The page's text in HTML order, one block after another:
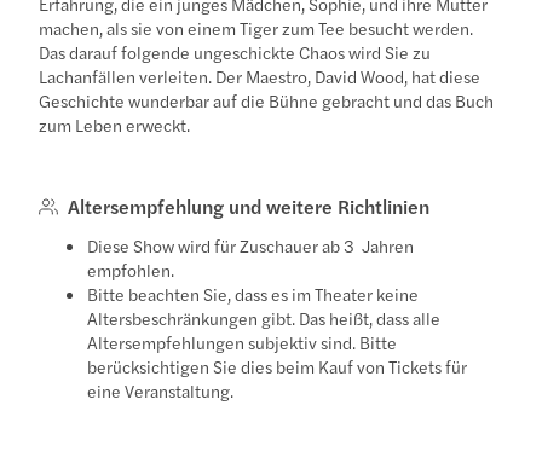
machen, als sie von einem Tiger zum Tee besucht werden.
Das darauf folgende ungeschickte Chaos wird Sie zu
Lachanfällen verleiten. Der Maestro, David Wood, hat diese
Geschichte wunderbar auf die Bühne gebracht und das Buch
zum Leben erweckt.
Altersempfehlung und weitere Richtlinien
Diese Show wird für Zuschauer ab 3 Jahren
empfohlen.
Bitte beachten Sie, dass es im Theater keine
Altersbeschränkungen gibt. Das heißt, dass alle
Altersempfehlungen subjektiv sind. Bitte
berücksichtigen Sie dies beim Kauf von Tickets für
eine Veranstaltung.